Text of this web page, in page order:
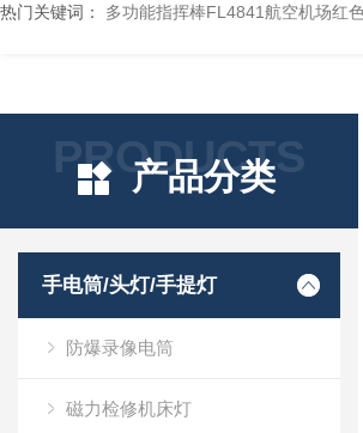
热门关键词： 多功能指挥棒FL4841航空机场红
PRODUCTS
产品分类
手电筒/头灯/手提灯
防爆录像电筒
磁力检修机床灯